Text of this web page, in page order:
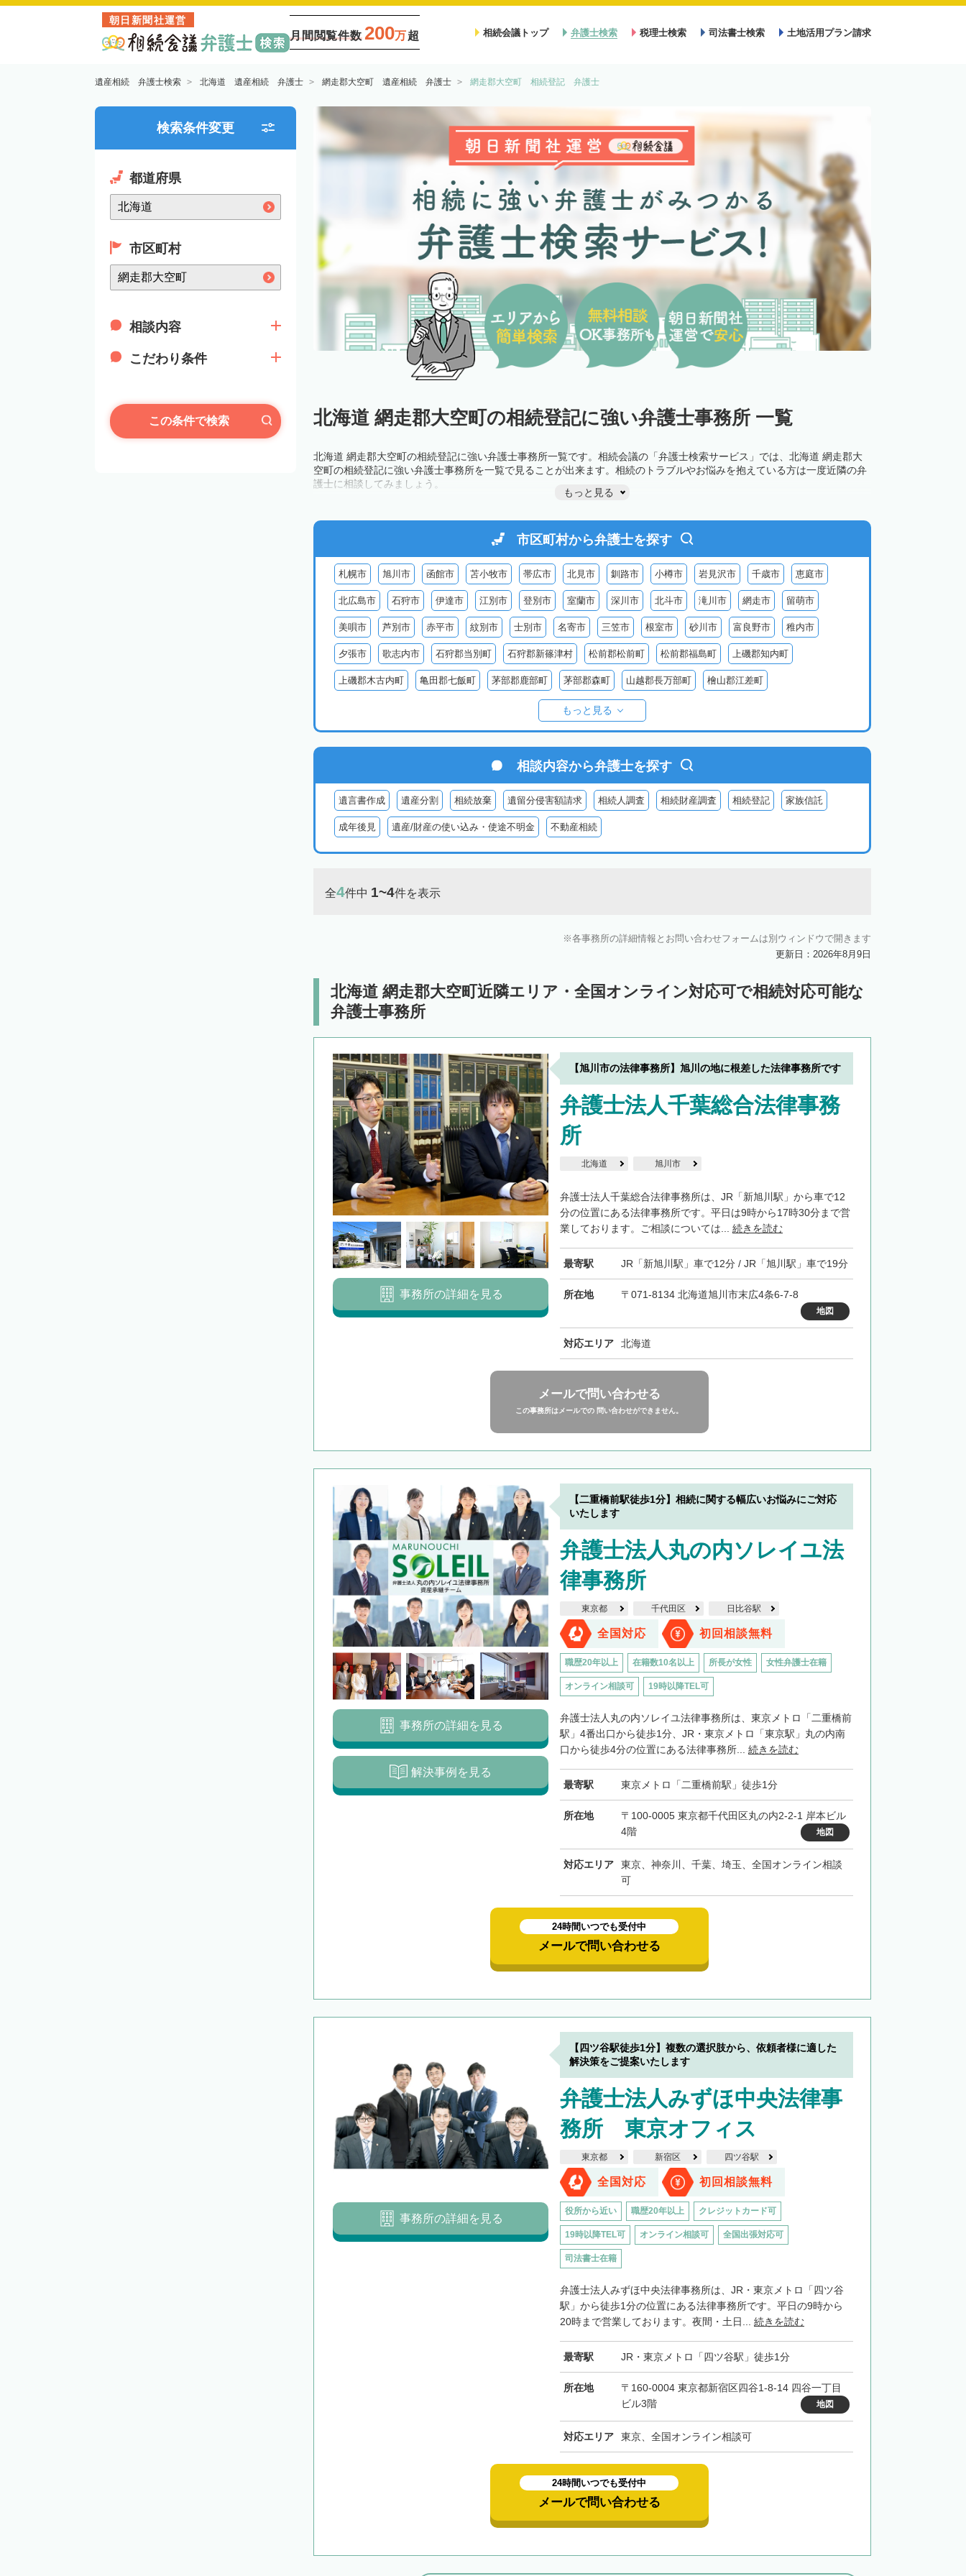
朝日新聞社運営
月間閲覧件数 200万超 相続会議トップ 弁護士検索 税理士検索 司法書士検索 土地活用プラン請求
遺産相続 弁護士検索 北海道 遺産相続 弁護士 網走郡大空町 遺産相続 弁護士 網走郡大空町 相続登記 弁護士
検索条件変更
都道府県
市区町村
相談内容
こだわり条件
この条件で検索 北海道 網走郡大空町の相続登記に強い弁護士事務所 一覧
北海道 網走郡大空町の相続登記に強い弁護士事務所一覧です。相続会議の「弁護士検索サービス」では、北海道 網走郡大
空町の相続登記に強い弁護士事務所を一覧で見ることが出来ます。相続のトラブルやお悩みを抱えている方は一度近隣の弁
護士に相談してみましょう。
もっと見る
市区町村から弁護士を探す
札幌市 旭川市 函館市 苫小牧市 帯広市 北見市 釧路市 小樽市 岩見沢市 千歳市 恵庭市
北広島市 石狩市 伊達市 江別市 登別市 室蘭市 深川市 北斗市 滝川市 網走市 留萌市
美唄市 芦別市 赤平市 紋別市 士別市 名寄市 三笠市 根室市 砂川市 富良野市 稚内市
夕張市 歌志内市 石狩郡当別町 石狩郡新篠津村 松前郡松前町 松前郡福島町 上磯郡知内町
上磯郡木古内町 亀田郡七飯町 茅部郡鹿部町 茅部郡森町 山越郡長万部町 檜山郡江差町
奥尻郡奥尻町
島牧郡島牧村 寿都郡寿都町 寿都郡黒松内町 磯谷郡蘭越町 虻田郡ニセコ町 虻田郡倶知安町
虻田郡喜茂別町 虻田郡京極町 虻田郡豊浦町
岩内郡共和町 岩内郡岩内町 二海郡八雲町 古宇郡泊村 古宇郡神恵内村 古平郡古平町 積丹郡積丹町
余市郡仁木町 余市郡余市町 余市郡赤井川村 空知郡南幌町 空知郡奈井江町 空知郡上砂川町
空知郡上富良野町 空知郡中富良野町 空知郡南富良野町
雨竜郡北竜町 雨竜郡沼田町
上川郡下川町 上川郡新得町 上川郡清水町 中川郡本別町
雨竜郡幌加内町 増毛郡増毛町 留萌郡小平町 苫前郡苫前町 苫前郡羽幌町 苫前郡初山別村
枝幸郡中頓別町 枝幸郡枝幸町 礼文郡礼文町 利尻郡利尻町 利尻郡利尻富士町 網走郡美幌町
網走郡津別町 網走郡大空町 斜里郡斜里町 斜里郡清里町
常呂郡置戸町 常呂郡佐呂間町 紋別郡遠軽町 紋別郡湧別町 紋別郡滝上町 紋別郡興部町
紋別郡西興部村 紋別郡雄武町 有珠郡壮瞥町 白老郡白老町
浦河郡浦河町 様似郡様似町 幌泉郡えりも町 日高郡新ひだか町 河東郡音更町
河東郡上士幌町 河東郡鹿追町 河西郡芽室町
広尾郡広尾町 足寄郡足寄町 足寄郡陸別町 十勝郡浦幌町 釧路郡釧路町 厚岸郡厚岸町 厚岸郡浜中町
川上郡標茶町 川上郡弟子屈町 阿寒郡鶴居村
標津郡標津町 目梨郡羅臼町
もっと見る
相談内容から弁護士を探す
遺言書作成 遺産分割 相続放棄 遺留分侵害額請求 相続人調査 相続財産調査 相続登記 家族信託
成年後見 遺産/財産の使い込み・使途不明金 不動産相続
全4件中 1~4件を表示
各事務所の詳細情報とお問い合わせフォームは別ウィンドウで開きます
更新日：2026年8月9日
北海道 網走郡大空町近隣エリア・全国オンライン対応可で相続対応可能な
弁護士事務所
【旭川市の法律事務所】旭川の地に根差した法律事務所です
弁護士法人千葉総合法律事務
所
北海道 旭川市
弁護士法人千葉総合法律事務所は、JR「新旭川駅」から車で12
分の位置にある法律事務所です。平日は9時から17時30分まで営
業しております。ご相談については... 続きを読む
最寄駅 JR「新旭川駅」車で12分 / JR「旭川駅」車で19分
所在地 〒071-8134 北海道旭川市末広4条6-7-8
地図
対応エリア 北海道
事務所の詳細を見る
メールで問い合わせる
この事務所はメールでの 問い合わせができません。
【二重橋前駅徒歩1分】相続に関する幅広いお悩みにご対応
いたします
弁護士法人丸の内ソレイユ法
律事務所
東京都 千代田区 日比谷駅
全国対応 初回相談無料
職歴20年以上 在籍数10名以上 所長が女性 女性弁護士在籍
オンライン相談可 19時以降TEL可
弁護士法人丸の内ソレイユ法律事務所は、東京メトロ「二重橋前
駅」4番出口から徒歩1分、JR・東京メトロ「東京駅」丸の内南
口から徒歩4分の位置にある法律事務所... 続きを読む
最寄駅 東京メトロ「二重橋前駅」徒歩1分
所在地
〒100-0005 東京都千代田区丸の内2-2-1 岸本ビル
4階
地図
対応エリア
東京、神奈川、千葉、埼玉、全国オンライン相談
可
事務所の詳細を見る
解決事例を見る
24時間いつでも受付中
メールで問い合わせる
【四ツ谷駅徒歩1分】複数の選択肢から、依頼者様に適した
解決策をご提案いたします
弁護士法人みずほ中央法律事
務所 東京オフィス
東京都 新宿区 四ツ谷駅
全国対応 初回相談無料
役所から近い 職歴20年以上 クレジットカード可
19時以降TEL可 オンライン相談可 全国出張対応可
司法書士在籍
弁護士法人みずほ中央法律事務所は、JR・東京メトロ「四ツ谷
駅」から徒歩1分の位置にある法律事務所です。平日の9時から
20時まで営業しております。夜間・土日... 続きを読む
最寄駅 JR・東京メトロ「四ツ谷駅」徒歩1分
所在地
〒160-0004 東京都新宿区四谷1-8-14 四谷一丁目
ビル3階
地図
対応エリア 東京、全国オンライン相談可
事務所の詳細を見る
24時間いつでも受付中
メールで問い合わせる